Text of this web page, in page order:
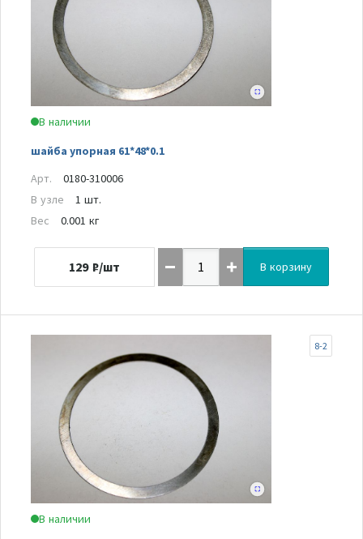
В наличии
шайба упорная 61*48*0.1
Арт.
0180-310006
В узле
1 шт.
Вес
0.001 кг
129 ₽/шт В корзину
В наличии
8-2